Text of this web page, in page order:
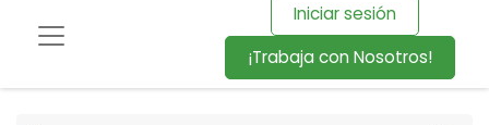
Iniciar sesión
¡Trabaja con Nosotros!